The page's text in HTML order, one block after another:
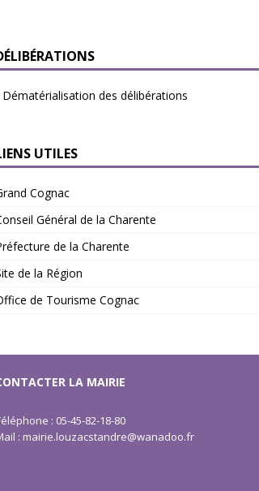
Dématérialisation des délibérations
UTILES
Cognac
Général de la Charente
de la Charente
de la Région
de Tourisme Cognac
LA MAIRIE
: 05-45-82-18-80
: mairie.louzacstandre@wanadoo.fr